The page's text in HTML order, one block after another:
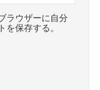
ラウザーに自分
を保存する。